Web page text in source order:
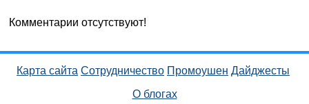
Комментарии отсутствуют!
Карта сайта Сотрудничество Промоушен Дайджесты
О блогах